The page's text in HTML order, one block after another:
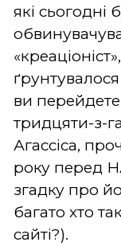
які сьогодні
ви
тридцяти-з-
Агассіса,
року перед
згадку про
багато хто
сайті?).